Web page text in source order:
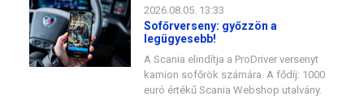
2026.08.05. 13:33
Sofőrverseny: győzzön a
legügyesebb!
A Scania elindítja a ProDriver versenyt
kamion sofőrök számára. A fődíj: 1000
euró értékű Scania Webshop utalvány.